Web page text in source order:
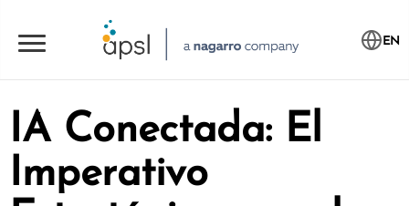
EN
IA Conectada: El
Imperativo